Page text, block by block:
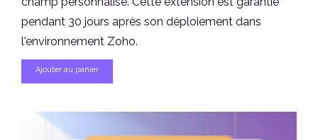
pendant 30 jours après son déploiement dans
l'environnement Zoho.
Ajouter au panier